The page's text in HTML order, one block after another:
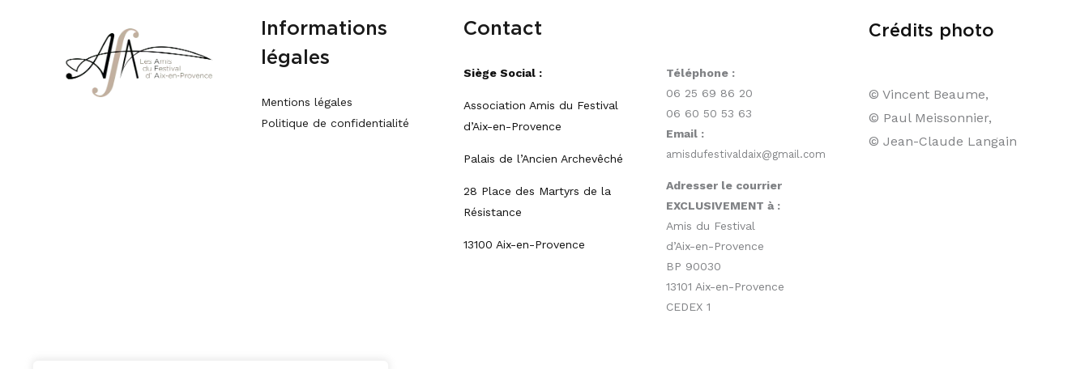
Informations
légales
Mentions légales
Politique de confidentialité
Contact
Siège Social :
Association Amis du Festival
d’Aix-en-Provence
Palais de l’Ancien Archevêché
28 Place des Martyrs de la
Résistance
13100 Aix-en-Provence
Téléphone :
06 25 69 86 20
06 60 50 53 63
Email :
amisdufestivaldaix@gmail.com
Adresser le courrier
EXCLUSIVEMENT à :
Amis du Festival
d’Aix-en-Provence
BP 90030
13101 Aix-en-Provence
CEDEX 1
Crédits photo
© Vincent Beaume,
© Paul Meissonnier,
© Jean-Claude Langain